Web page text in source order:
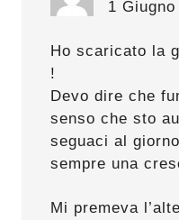
1
Ho scaricato la
!
Devo dire che
senso che sto
seguaci al
sempre una
Mi premeva